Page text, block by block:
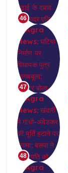
46
47
48